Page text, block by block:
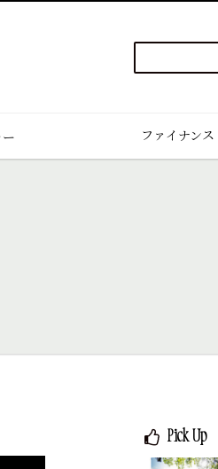
ワ
を
入
ファイナンス
Pick Up